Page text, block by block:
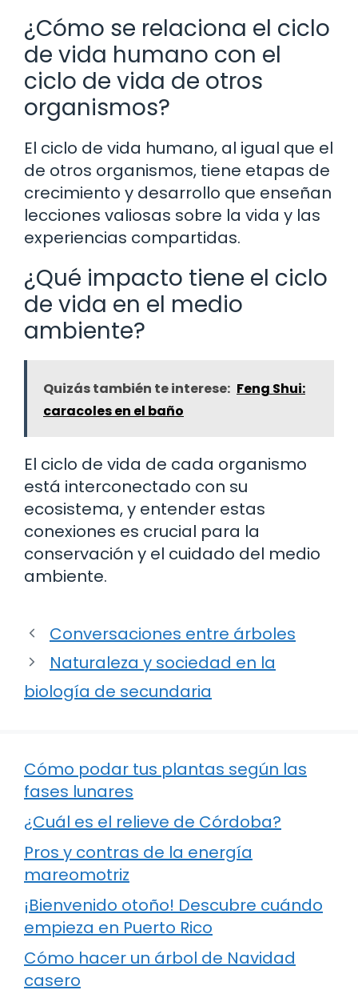
¿Cómo se relaciona el ciclo
de vida humano con el
ciclo de vida de otros
organismos?
El ciclo de vida humano, al igual que el
de otros organismos, tiene etapas de
crecimiento y desarrollo que enseñan
lecciones valiosas sobre la vida y las
experiencias compartidas.
¿Qué impacto tiene el ciclo
de vida en el medio
ambiente?
Quizás también te interese: Feng Shui:
caracoles en el baño
El ciclo de vida de cada organismo
está interconectado con su
ecosistema, y entender estas
conexiones es crucial para la
conservación y el cuidado del medio
ambiente.
Conversaciones entre árboles
Naturaleza y sociedad en la
biología de secundaria
Cómo podar tus plantas según las
fases lunares
¿Cuál es el relieve de Córdoba?
Pros y contras de la energía
mareomotriz
¡Bienvenido otoño! Descubre cuándo
empieza en Puerto Rico
Cómo hacer un árbol de Navidad
casero